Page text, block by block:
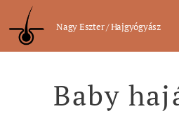
Nagy Eszter / Hajgyógyász
Baby